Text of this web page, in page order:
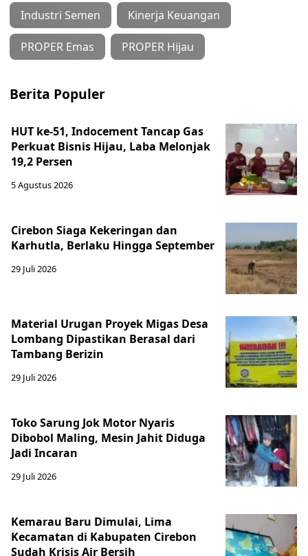
Industri Semen Kinerja Keuangan
PROPER Emas PROPER Hijau
Berita Populer
HUT ke-51, Indocement Tancap Gas
Perkuat Bisnis Hijau, Laba Melonjak
19,2 Persen
5 Agustus 2026
Cirebon Siaga Kekeringan dan
Karhutla, Berlaku Hingga September
29 Juli 2026
Material Urugan Proyek Migas Desa
Lombang Dipastikan Berasal dari
Tambang Berizin
29 Juli 2026
Toko Sarung Jok Motor Nyaris
Dibobol Maling, Mesin Jahit Diduga
Jadi Incaran
29 Juli 2026
Kemarau Baru Dimulai, Lima
Kecamatan di Kabupaten Cirebon
Sudah Krisis Air Bersih